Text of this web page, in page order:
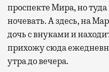
проспекте Мира, но
ночевать. А здесь, на
дочь с внуками и
прихожу сюда
утра до вечера.